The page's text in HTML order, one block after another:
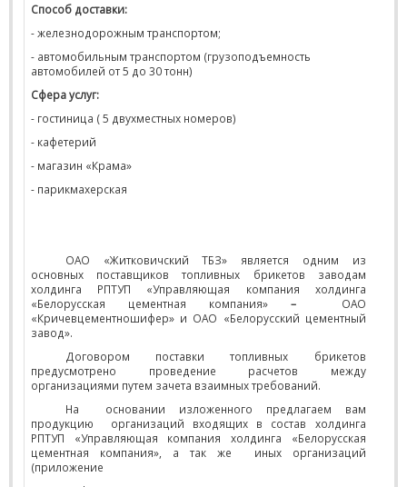
Способ доставки:
- железнодорожным транспортом;
- автомобильным транспортом (грузоподъемность
автомобилей от 5 до 30 тонн)
Сфера услуг:
- гостиница ( 5 двухместных номеров)
- кафетерий
- магазин «Крама»
- парикмахерская
ОАО «Житковичский ТБЗ» является одним из
основных поставщиков топливных брикетов заводам
холдинга РПТУП «Управляющая компания холдинга
«Белорусская цементная компания» –
ОАО
«Кричевцементношифер» и ОАО «Белорусский цементный
завод».
Договором поставки топливных брикетов
предусмотрено проведение расчетов между
организациями путем зачета взаимных требований.
На
основании изложенного предлагаем вам
продукцию
организаций входящих в состав холдинга
РПТУП «Управляющая компания холдинга «Белорусская
цементная компания», а так же
иных организаций
(приложение